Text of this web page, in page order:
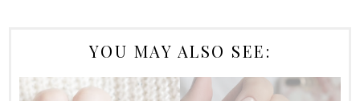
YOU MAY ALSO SEE: